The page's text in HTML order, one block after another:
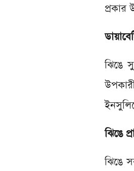
প্রকার
ঝিঙে
ঝিঙে
ঝিঙে